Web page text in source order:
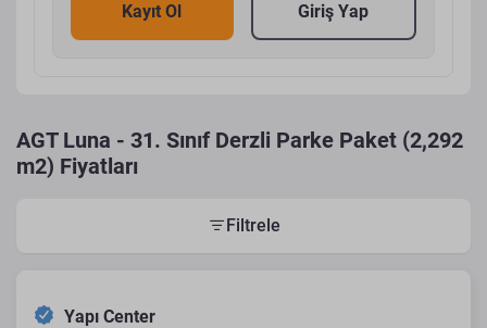
Kayıt Ol Giriş Yap
AGT Luna - 31. Sınıf Derzli Parke Paket (2,292
m2) Fiyatları
Filtrele
Yapı Center